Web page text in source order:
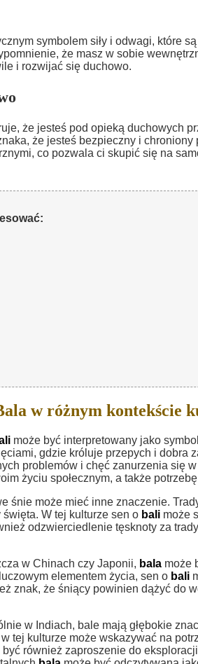
symbolem siły i odwagi, które
że masz w sobie
i rozwijać się duchowo.
że jesteś pod opieką duchowych
że jesteś bezpieczny i chroniony
co pozwala ci skupić się na
w różnym kontekście
może być interpretowany jako
gdzie króluje przepych i dobra
problemów i chęć zanurzenia się
życiu społecznym, a także
śnie może mieć inne znaczenie.
W tej kulturze sen o bali może
odzwierciedlenie tęsknoty za
w Chinach czy Japonii, bala może
elementem życia, sen o bali
znak, że śniący powinien dążyć do
w Indiach, bale mają głębokie
w tej kulturze może wskazywać na
również zaproszenie do